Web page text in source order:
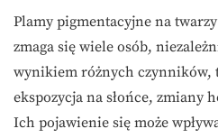
Plamy pigmentacyjne na
zmaga się wiele osób,
wynikiem różnych czynników,
ekspozycja na słońce, zmiany
Ich pojawienie się może